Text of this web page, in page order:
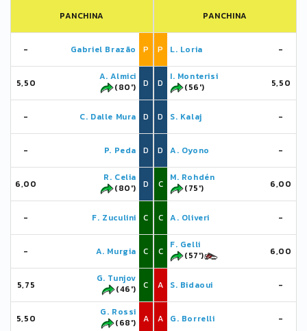
PANCHINA
- Gabriel Brazão P
5,50
A. Almici
(80')
D
- C. Dalle Mura D
- P. Peda D
6,00
R. Celia
(80')
D
- F. Zuculini C
- A. Murgia C
5,75
G. Tunjov
(46')
C
5,50
G. Rossi
(68')
A
PANCHINA
P L. Loria -
D
I. Monterisi
(56')
5,50
D S. Kalaj -
D A. Oyono -
C
M. Rohdén
(75')
6,00
C A. Oliveri -
C
F. Gelli
(57')
6,00
A S. Bidaoui -
A G. Borrelli -